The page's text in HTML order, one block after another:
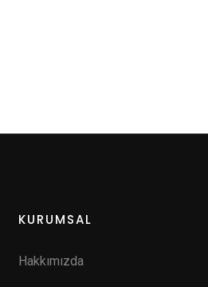
KURUMSAL
Hakkımızda